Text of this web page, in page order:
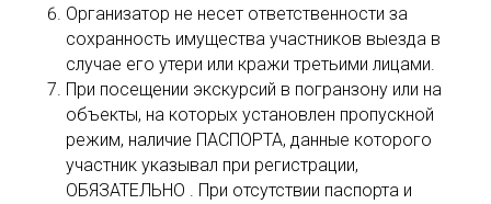
Организатор не несет ответственности за
сохранность имущества участников выезда в
случае его утери или кражи третьими лицами.
При посещении экскурсий в погранзону или на
объекты, на которых установлен пропускной
режим, наличие ПАСПОРТА, данные которого
участник указывал при регистрации,
ОБЯЗАТЕЛЬНО . При отсутствии паспорта и